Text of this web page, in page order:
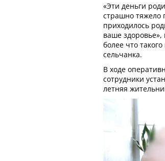
«Эти деньги
страшно тяжело
приходилось
ваше
более что
сельчанка.
В ходе
сотрудники
летняя